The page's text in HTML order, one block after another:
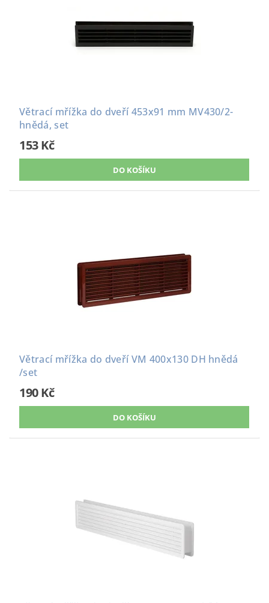
Větrací mřížka do dveří 453x91 mm MV430/2-
hnědá, set
153 Kč
Větrací mřížka do dveří VM 400x130 DH hnědá
/set
190 Kč